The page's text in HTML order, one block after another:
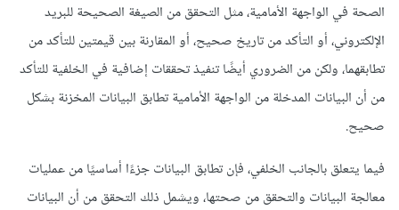
الصحة في الواجهة الأمامية، مثل التحقق من الصيغة الصحيحة للبريد
الإلكتروني، أو التأكد من تاريخ صحيح، أو المقارنة بين قيمتين للتأكد من
تطابقهما، ولكن من الضروري أيضًا تنفيذ تحققات إضافية في الخلفية للتأكد
من أن البيانات المدخلة من الواجهة الأمامية تطابق البيانات المخزنة بشكل
صحيح.
فيما يتعلق بالجانب الخلفي، فإن تطابق البيانات جزءًا أساسيًا من عمليات
معالجة البيانات والتحقق من صحتها، ويشمل ذلك التحقق من أن البيانات